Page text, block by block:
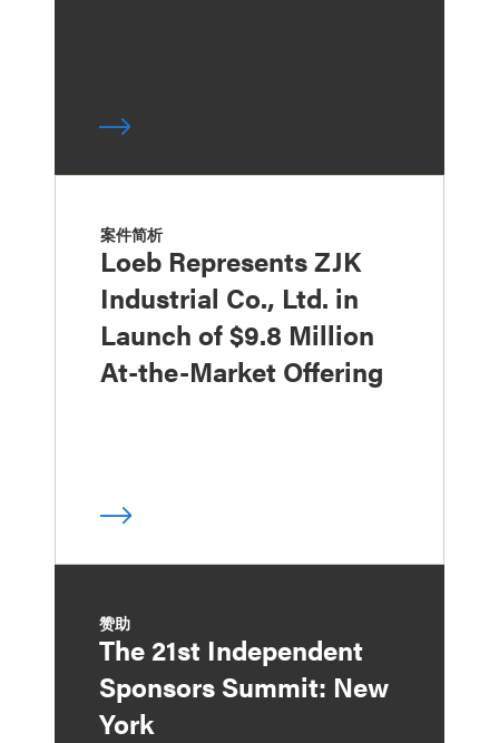
案件简析
Loeb Represents ZJK
Industrial Co., Ltd. in
Launch of $9.8 Million
At-the-Market Offering
赞助
The 21st Independent
Sponsors Summit: New
York